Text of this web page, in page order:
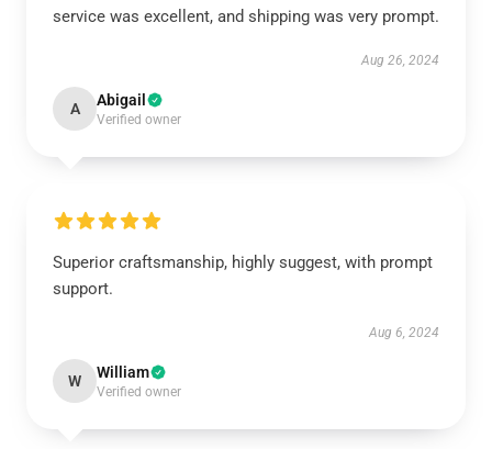
service was excellent, and shipping was very prompt.
Aug 26, 2024
A Abigail
Verified owner
Superior craftsmanship, highly suggest, with prompt
support.
Aug 6, 2024
W William
Verified owner